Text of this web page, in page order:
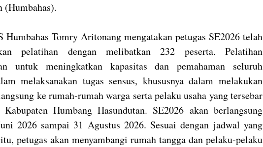
(Humbahas).
Humbahas Tomry Aritonang mengatakan petugas SE2026 telah
pelatihan dengan melibatkan 232 peserta. Pelatihan
untuk meningkatkan kapasitas dan pemahaman seluruh
melaksanakan tugas sensus, khususnya dalam melakukan
ke rumah-rumah warga serta pelaku usaha yang tersebar
Humbang Hasundutan. SE2026 akan berlangsung
2026 sampai 31 Agustus 2026. Sesuai dengan jadwal yang
petugas akan menyambangi rumah tangga dan pelaku-pelaku